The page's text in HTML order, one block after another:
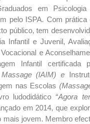
em
pelo ISPA. Com prática
público, tem
Infantil e Juvenil,
e
Infantil certificada
(IAIM) e
nas Escolas
ludodidático “Agora
em 2014, que
mais jovem. Membro